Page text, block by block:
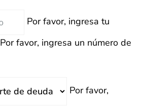
Por favor, ingresa tu
Por favor, ingresa un número de
Por favor,